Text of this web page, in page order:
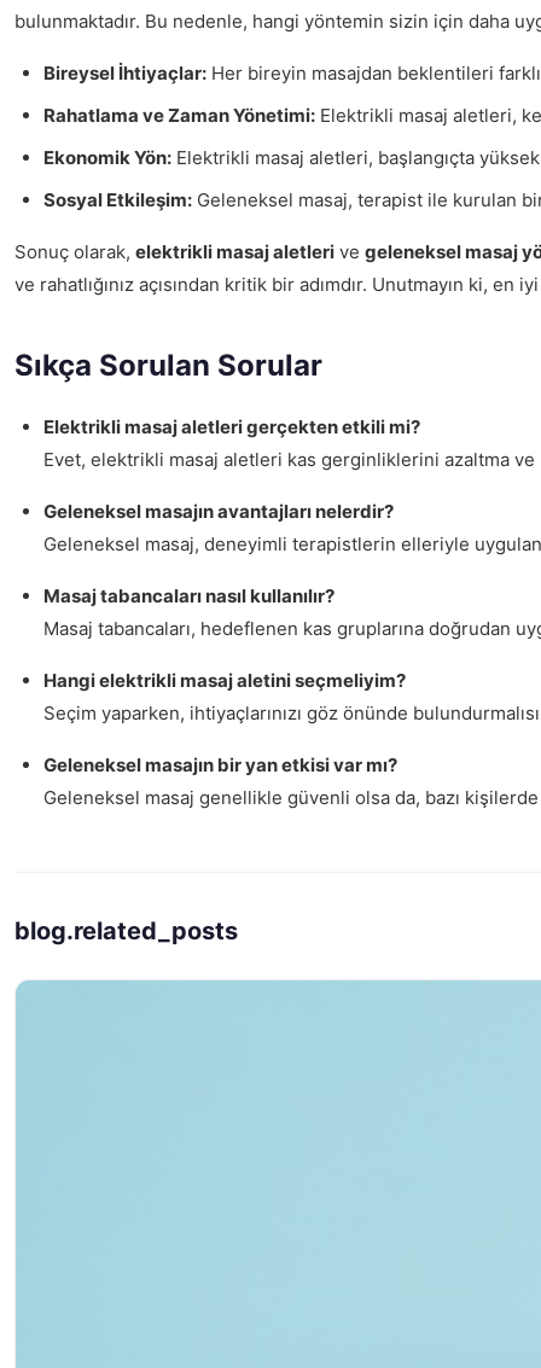
bulunmaktadır. Bu nedenle, hangi yöntemin sizin için daha
Bireysel İhtiyaçlar: Her bireyin masajdan beklentileri
Rahatlama ve Zaman Yönetimi: Elektrikli masaj aletleri,
Ekonomik Yön: Elektrikli masaj aletleri, başlangıçta
Sosyal Etkileşim: Geleneksel masaj, terapist ile kurulan
Sonuç olarak, elektrikli masaj aletleri ve geleneksel masaj
ve rahatlığınız açısından kritik bir adımdır. Unutmayın ki,
Sıkça Sorulan Sorular
Elektrikli masaj aletleri gerçekten etkili mi?
Evet, elektrikli masaj aletleri kas gerginliklerini azaltma
Geleneksel masajın avantajları nelerdir?
Geleneksel masaj, deneyimli terapistlerin elleriyle
Masaj tabancaları nasıl kullanılır?
Masaj tabancaları, hedeflenen kas gruplarına doğrudan
Hangi elektrikli masaj aletini seçmeliyim?
Seçim yaparken, ihtiyaçlarınızı göz önünde
Geleneksel masajın bir yan etkisi var mı?
Geleneksel masaj genellikle güvenli olsa da, bazı
blog.related_posts